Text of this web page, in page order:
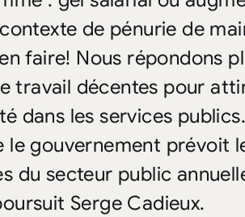
de pénurie de
faire! Nous répondons
travail décentes pour
dans les services publics.
le gouvernement prévoit
du secteur public
Serge Cadieux.